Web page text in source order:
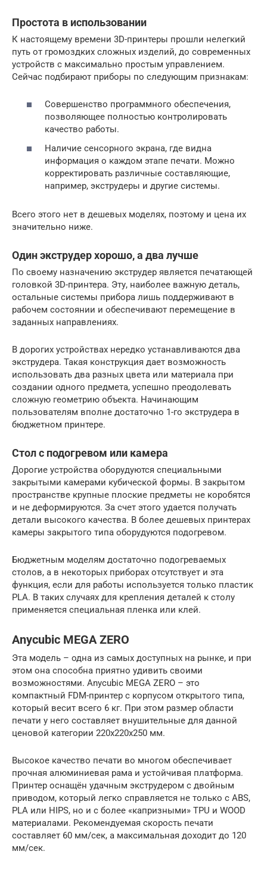
Простота в использовании
К настоящему времени 3D-принтеры прошли нелегкий
путь от громоздких сложных изделий, до современных
устройств с максимально простым управлением.
Сейчас подбирают приборы по следующим признакам:
Совершенство программного обеспечения,
позволяющее полностью контролировать
качество работы.
Наличие сенсорного экрана, где видна
информация о каждом этапе печати. Можно
корректировать различные составляющие,
например, экструдеры и другие системы.
Всего этого нет в дешевых моделях, поэтому и цена их
значительно ниже.
Один экструдер хорошо, а два лучше
По своему назначению экструдер является печатающей
головкой 3D-принтера. Эту, наиболее важную деталь,
остальные системы прибора лишь поддерживают в
рабочем состоянии и обеспечивают перемещение в
заданных направлениях.
В дорогих устройствах нередко устанавливаются два
экструдера. Такая конструкция дает возможность
использовать два разных цвета или материала при
создании одного предмета, успешно преодолевать
сложную геометрию объекта. Начинающим
пользователям вполне достаточно 1-го экструдера в
бюджетном принтере.
Стол с подогревом или камера
Дорогие устройства оборудуются специальными
закрытыми камерами кубической формы. В закрытом
пространстве крупные плоские предметы не коробятся
и не деформируются. За счет этого удается получать
детали высокого качества. В более дешевых принтерах
камеры закрытого типа оборудуются подогревом.
Бюджетным моделям достаточно подогреваемых
столов, а в некоторых приборах отсутствует и эта
функция, если для работы используется только пластик
PLA. В таких случаях для крепления деталей к столу
применяется специальная пленка или клей.
Anycubic MEGA ZERO
Эта модель – одна из самых доступных на рынке, и при
этом она способна приятно удивить своими
возможностями. Anycubic MEGA ZERO – это
компактный FDM-принтер с корпусом открытого типа,
который весит всего 6 кг. При этом размер области
печати у него составляет внушительные для данной
ценовой категории 220х220х250 мм.
Высокое качество печати во многом обеспечивает
прочная алюминиевая рама и устойчивая платформа.
Принтер оснащён удачным экструдером с двойным
приводом, который легко справляется не только с ABS,
PLA или HIPS, но и с более «капризными» TPU и WOOD
материалами. Рекомендуемая скорость печати
составляет 60 мм/сек, а максимальная доходит до 120
мм/сек.